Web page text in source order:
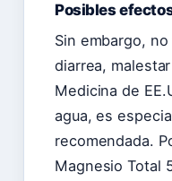
Posibles
Sin embargo,
diarrea,
Medicina de
agua, es
recomendada.
Magnesio Total